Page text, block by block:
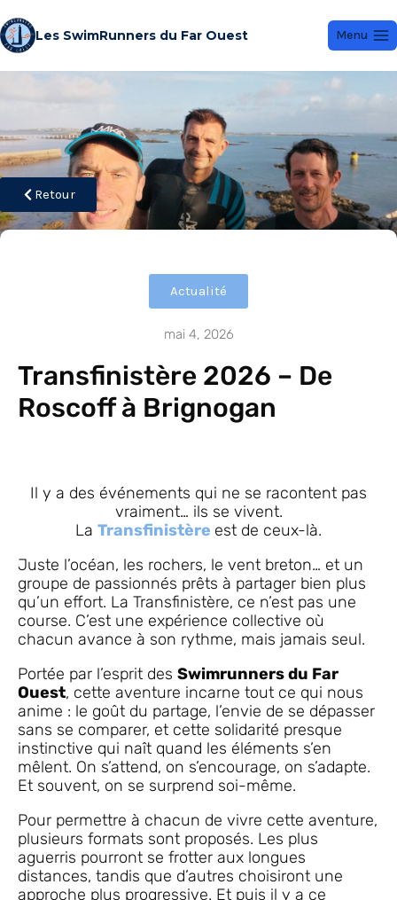
Les SwimRunners du Far Ouest Menu
Retour
Actualité
mai 4, 2026
Transfinistère 2026 – De
Roscoff à Brignogan
Il y a des événements qui ne se racontent pas
vraiment… ils se vivent.
La Transfinistère est de ceux-là.
Juste l’océan, les rochers, le vent breton… et un
groupe de passionnés prêts à partager bien plus
qu’un effort. La Transfinistère, ce n’est pas une
course. C’est une expérience collective où
chacun avance à son rythme, mais jamais seul.
Portée par l’esprit des Swimrunners du Far
Ouest, cette aventure incarne tout ce qui nous
anime : le goût du partage, l’envie de se dépasser
sans se comparer, et cette solidarité presque
instinctive qui naît quand les éléments s’en
mêlent. On s’attend, on s’encourage, on s’adapte.
Et souvent, on se surprend soi-même.
Pour permettre à chacun de vivre cette aventure,
plusieurs formats sont proposés. Les plus
aguerris pourront se frotter aux longues
distances, tandis que d’autres choisiront une
approche plus progressive. Et puis il y a ce